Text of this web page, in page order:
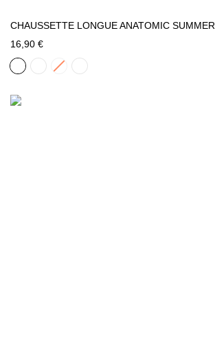
CHAUSSETTE LONGUE ANATOMIC SUMMER
16,90 €